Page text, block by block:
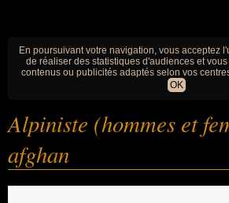
En poursuivant votre navigation, vous acceptez
de réaliser des statistiques d'audiences et
contenus ou publicités adaptés selon vos
OK
Alpiniste (hommes et
afghan